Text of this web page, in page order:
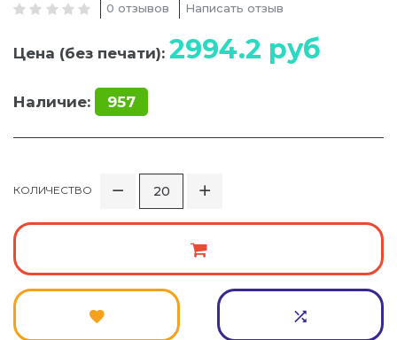
0 отзывов Написать отзыв
Цена (без печати): 2994.2 руб
Наличие: 957
КОЛИЧЕСТВО